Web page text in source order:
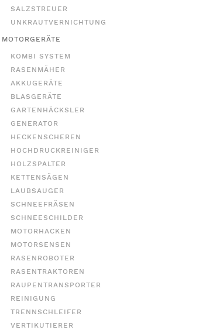
SALZSTREUER
UNKRAUTVERNICHTUNG
MOTORGERÄTE
KOMBI SYSTEM
RASENMÄHER
AKKUGERÄTE
BLASGERÄTE
GARTENHÄCKSLER
GENERATOR
HECKENSCHEREN
HOCHDRUCKREINIGER
HOLZSPALTER
KETTENSÄGEN
LAUBSAUGER
SCHNEEFRÄSEN
SCHNEESCHILDER
MOTORHACKEN
MOTORSENSEN
RASENROBOTER
RASENTRAKTOREN
RAUPENTRANSPORTER
REINIGUNG
TRENNSCHLEIFER
VERTIKUTIERER